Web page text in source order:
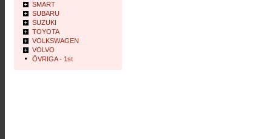
SMART
SUBARU
SUZUKI
TOYOTA
VOLKSWAGEN
VOLVO
ÖVRIGA - 1st